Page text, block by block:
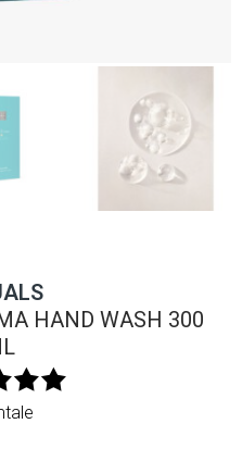
HAND WASH 300